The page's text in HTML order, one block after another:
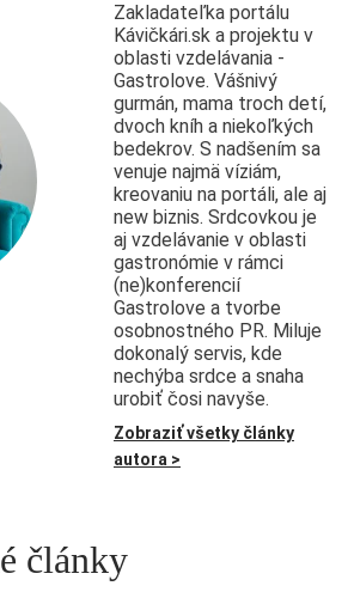
Zakladateľka portálu
Kávičkári.sk a projektu v
oblasti vzdelávania -
Gastrolove. Vášnivý
gurmán, mama troch detí,
dvoch kníh a niekoľkých
bedekrov. S nadšením sa
venuje najmä víziám,
kreovaniu na portáli, ale aj
new biznis. Srdcovkou je
aj vzdelávanie v oblasti
gastronómie v rámci
(ne)konferencií
Gastrolove a tvorbe
osobnostného PR. Miluje
dokonalý servis, kde
nechýba srdce a snaha
urobiť čosi navyše.
Zobraziť všetky články
autora >
články